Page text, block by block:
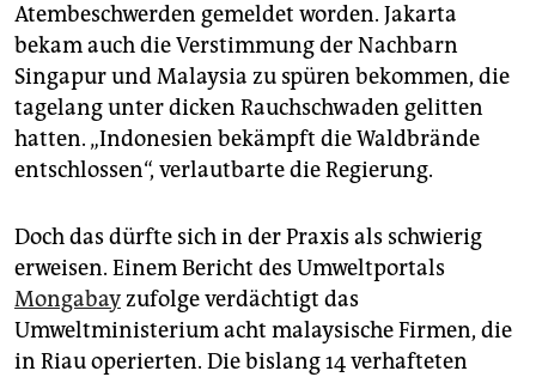
Atembeschwerden gemeldet worden. Jakarta
bekam auch die Verstimmung der Nachbarn
Singapur und Malaysia zu spüren bekommen, die
tagelang unter dicken Rauchschwaden gelitten
hatten. „Indonesien bekämpft die Waldbrände
entschlossen“, verlautbarte die Regierung.
Doch das dürfte sich in der Praxis als schwierig
erweisen. Einem Bericht des Umweltportals
Mongabayzufolge verdächtigt das
Umweltministerium acht malaysische Firmen, die
in Riau operierten. Die bislang 14 verhafteten